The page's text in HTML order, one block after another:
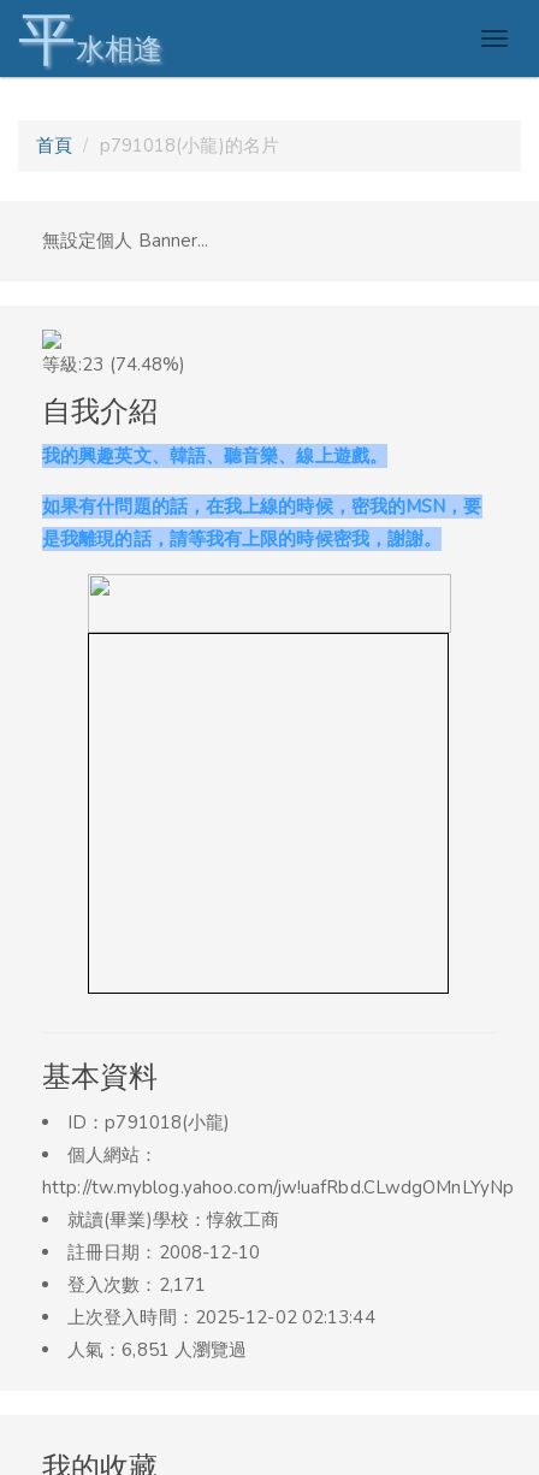
平水相逢
首頁 p791018(小龍)的名片
無設定個人 Banner...
等級:23 (74.48%)
自我介紹
我的興趣英文、韓語、聽音樂、線上遊戲。
如果有什問題的話，在我上線的時候，密我的MSN，要
是我離現的話，請等我有上限的時候密我，謝謝。
基本資料
ID：p791018(小龍)
個人網站：
http://tw.myblog.yahoo.com/jw!uafRbd.CLwdgOMnLYyNp
就讀(畢業)學校：惇敘工商
註冊日期：2008-12-10
登入次數：2,171
上次登入時間：2025-12-02 02:13:44
人氣：6,851 人瀏覽過